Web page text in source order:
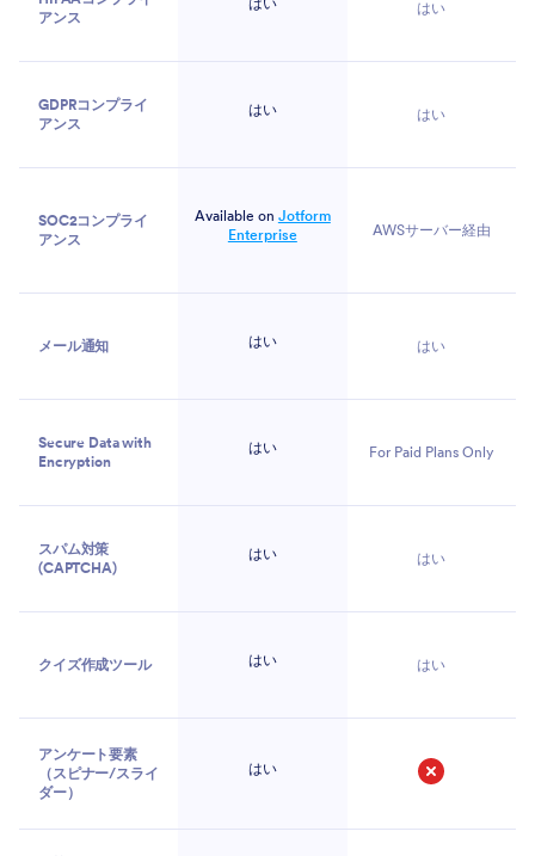
アンス
はい
GDPRコンプライ
アンス
はい はい
SOC2コンプライ
アンス
Available on Jotform
Enterprise
AWSサーバー経由
メール通知 はい はい
Secure Data with
Encryption
はい For Paid Plans Only
スパム対策
(CAPTCHA)
はい はい
クイズ作成ツール はい はい
アンケート要素
（スピナー/スライ
ダー）
はい